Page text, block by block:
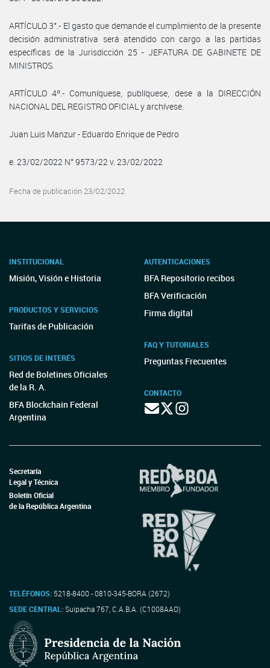
ARTÍCULO 3°.- El gasto que demande el cumplimiento de la presente
decisión administrativa será atendido con cargo a las partidas
específicas de la Jurisdicción 25 - JEFATURA DE GABINETE DE
MINISTROS.
ARTÍCULO 4º.- Comuníquese, publíquese, dese a la DIRECCIÓN
NACIONAL DEL REGISTRO OFICIAL y archívese.
Juan Luis Manzur - Eduardo Enrique de Pedro
e. 23/02/2022 N° 9573/22 v. 23/02/2022
Fecha de publicación 23/02/2022
INSTITUCIONAL
Misión, Visión e Historia
PRODUCTOS Y SERVICIOS
Tarifas de Publicación
SITIOS DE INTERÉS
Red de Boletines Oficiales
de la R. A.
BFA Blockchain Federal
Argentina
AUTENTICACIONES
BFA Repositorio recibos
BFA Verificación
Firma digital
FAQ Y TUTORIALES
Preguntas Frecuentes
CONTACTO
Secretaría
Legal y Técnica
Boletín Oficial
de la República Argentina
TELÉFONOS: 5218-8400 - 0810-345-BORA (2672)
SEDE CENTRAL:Suipacha 767, C.A.B.A. (C1008AAO)